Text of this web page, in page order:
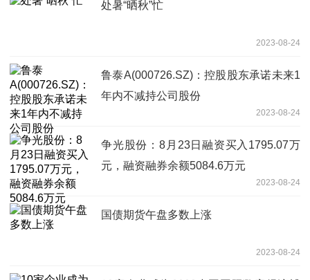
处暑“晒秋”忙
2023-08-24
鲁泰A(000726.SZ)：控股股东承诺未来1
年内不减持公司股份
2023-08-24
争光股份：8月23日融资买入1795.07万
元，融资融券余额5084.6万元
2023-08-24
国债期货午盘多数上涨
2023-08-24